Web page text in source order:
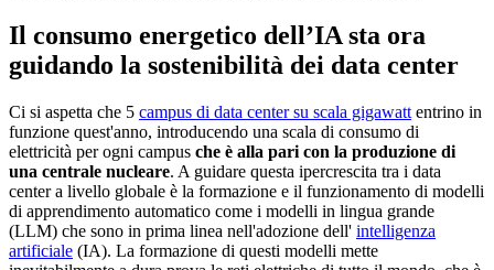
Il consumo energetico dell’IA sta ora
guidando la sostenibilità dei data center
Ci si aspetta che 5 campus di data center su scala gigawatt entrino in
funzione quest'anno, introducendo una scala di consumo di
elettricità per ogni campus che è alla pari con la produzione di
una centrale nucleare. A guidare questa ipercrescita tra i data
center a livello globale è la formazione e il funzionamento di modelli
di apprendimento automatico come i modelli in lingua grande
(LLM) che sono in prima linea nell'adozione dell' intelligenza
artificiale (IA). La formazione di questi modelli mette